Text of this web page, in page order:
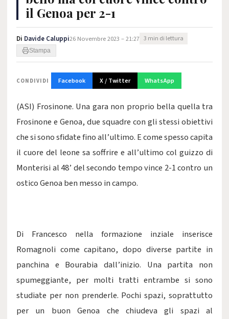
il Genoa per 2-1
Di Davide Caluppi26 Novembre 2023 – 21:27 3 min di lettura
Stampa
CONDIVIDI Facebook X / Twitter WhatsApp
(ASI) Frosinone. Una gara non proprio bella quella tra
Frosinone e Genoa, due squadre con gli stessi obiettivi
che si sono sfidate fino all’ultimo. E come spesso capita
il cuore del leone sa soffrire e all’ultimo col guizzo di
Monterisi al 48’ del secondo tempo vince 2-1 contro un
ostico Genoa ben messo in campo.
Di Francesco nella formazione inziale inserisce
Romagnoli come capitano, dopo diverse partite in
panchina e Bourabia dall’inizio. Una partita non
spumeggiante, per molti tratti entrambe si sono
studiate per non prenderle. Pochi spazi, soprattutto
per un buon Genoa che chiudeva gli spazi al